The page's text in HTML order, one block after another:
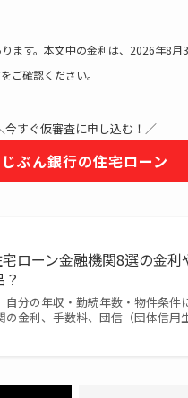
ます。本文中の金利は、2026年8
ご確認ください。
今すぐ仮審査に申し込む！／
ぶん銀行の住宅ローン
宅ローン金融機関8選の金
分の年収・勤続年数・物件条件
の金利、手数料、団信（団体信